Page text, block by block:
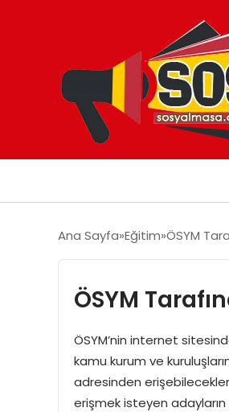
Ana Sayfa Eğitim ÖSYM
ÖSYM
ÖSYM’nin internet
kamu kurum ve
adresinden
erişmek isteyen